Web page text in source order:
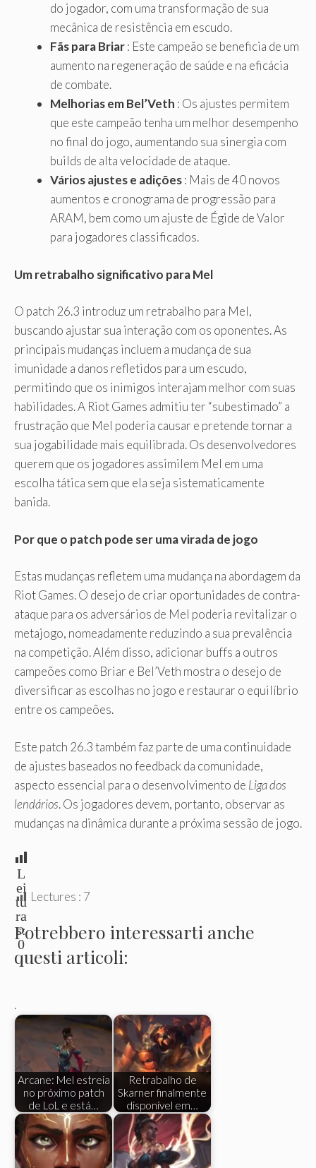
do jogador, com uma transformação de sua
mecânica de resistência em escudo.
Fãs para Briar: Este campeão se beneficia de um
aumento na regeneração de saúde e na eficácia
de combate.
Melhorias em Bel’Veth : Os ajustes permitem
que este campeão tenha um melhor desempenho
no final do jogo, aumentando sua sinergia com
builds de alta velocidade de ataque.
Vários ajustes e adições: Mais de 40 novos
aumentos e cronograma de progressão para
ARAM, bem como um ajuste de Égide de Valor
para jogadores classificados.
Um retrabalho significativo para Mel
O patch 26.3 introduz um retrabalho para Mel,
buscando ajustar sua interação com os oponentes. As
principais mudanças incluem a mudança de sua
imunidade a danos refletidos para um escudo,
permitindo que os inimigos interajam melhor com suas
habilidades. A Riot Games admitiu ter “subestimado” a
frustração que Mel poderia causar e pretende tornar a
sua jogabilidade mais equilibrada. Os desenvolvedores
querem que os jogadores assimilem Mel em uma
escolha tática sem que ela seja sistematicamente
banida.
Por que o patch pode ser uma virada de jogo
Estas mudanças refletem uma mudança na abordagem da
Riot Games. O desejo de criar oportunidades de contra-
ataque para os adversários de Mel poderia revitalizar o
metajogo, nomeadamente reduzindo a sua prevalência
na competição. Além disso, adicionar buffs a outros
campeões como Briar e Bel’Veth mostra o desejo de
diversificar as escolhas no jogo e restaurar o equilíbrio
entre os campeões.
Este patch 26.3 também faz parte de uma continuidade
de ajustes baseados no feedback da comunidade,
aspecto essencial para o desenvolvimento de Liga dos
lendários. Os jogadores devem, portanto, observar as
mudanças na dinâmica durante a próxima sessão de jogo.
L
ei
tu
ra
s:
0
Lectures : 7
Potrebbero interessarti anche
questi articoli:
.
Arcane: Mel estreia
no próximo patch
de LoL e está…
Retrabalho de
Skarner finalmente
disponível em…